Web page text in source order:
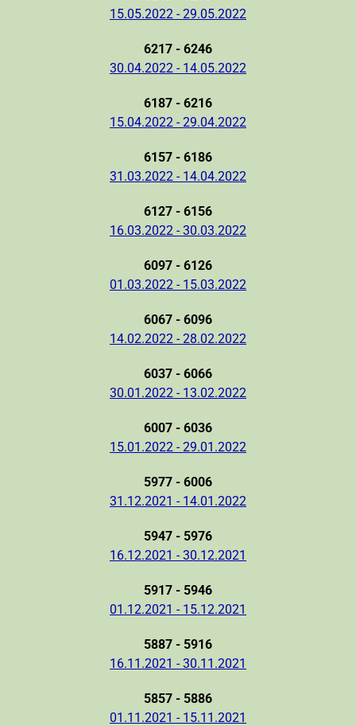
15.05.2022 - 29.05.2022
6217 - 6246
30.04.2022 - 14.05.2022
6187 - 6216
15.04.2022 - 29.04.2022
6157 - 6186
31.03.2022 - 14.04.2022
6127 - 6156
16.03.2022 - 30.03.2022
6097 - 6126
01.03.2022 - 15.03.2022
6067 - 6096
14.02.2022 - 28.02.2022
6037 - 6066
30.01.2022 - 13.02.2022
6007 - 6036
15.01.2022 - 29.01.2022
5977 - 6006
31.12.2021 - 14.01.2022
5947 - 5976
16.12.2021 - 30.12.2021
5917 - 5946
01.12.2021 - 15.12.2021
5887 - 5916
16.11.2021 - 30.11.2021
5857 - 5886
01.11.2021 - 15.11.2021